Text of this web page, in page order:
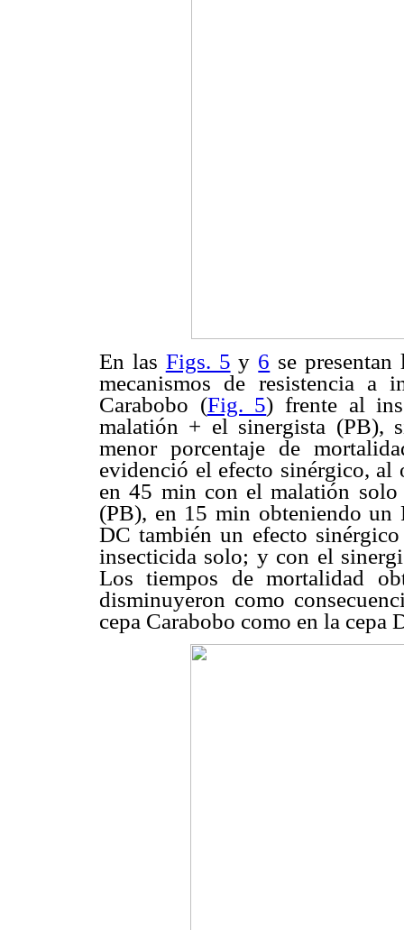
En las Figs. 5 y 6 se
mecanismos de resistencia
Carabobo (Fig. 5) frente al
malatión + el sinergista (PB),
menor porcentaje de
evidenció el efecto sinérgico, al
en 45 min con el malatión
(PB), en 15 min obteniendo
DC también un efecto
insecticida solo; y con el
Los tiempos de mortalidad
disminuyeron como
cepa Carabobo como en la cepa